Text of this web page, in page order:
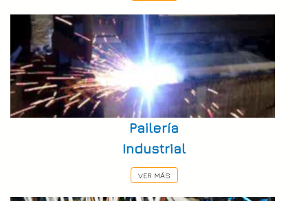
Pailería
Industrial
VER MÁS